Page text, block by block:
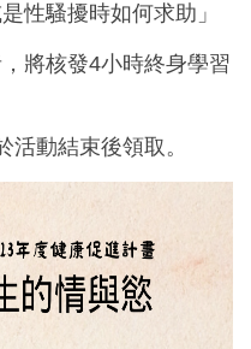
性騷擾時如何求助」
將核發4小時終身學習
活動結束後領取。